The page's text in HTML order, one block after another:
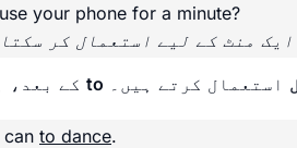
your phone for a minute?
منٹ کے لیے استعمال کر
to استعمال کرتے ہیں۔
can to dance.